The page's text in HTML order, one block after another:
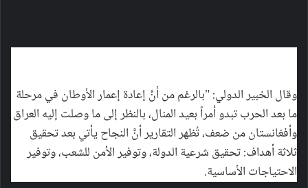
وقال الخبير الدولي: "بالرغم من أنَّ إعادة إعمار الأوطان في مرحلة
ما بعد الحرب تبدو أمراً بعيد المنال، بالنظر إلى ما وصلت إليه العراق
وأفغانستان من ضعف، تُظهر التقارير أنَّ النجاح يأتي بعد تحقيق
ثلاثة أهداف: تحقيق شرعية الدولة، وتوفير الأمن للشعب، وتوفير
الاحتياجات الأساسية.